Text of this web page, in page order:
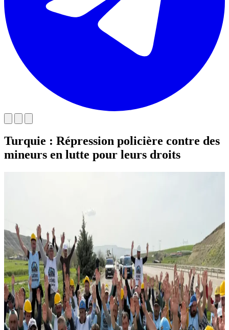
Turquie : Répression policière contre des
mineurs en lutte pour leurs droits